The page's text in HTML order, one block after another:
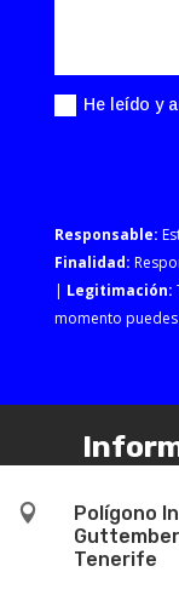
He leído y
Responsable:
Finalidad:
| Legitimación:
momento

Polígono
Tenerife